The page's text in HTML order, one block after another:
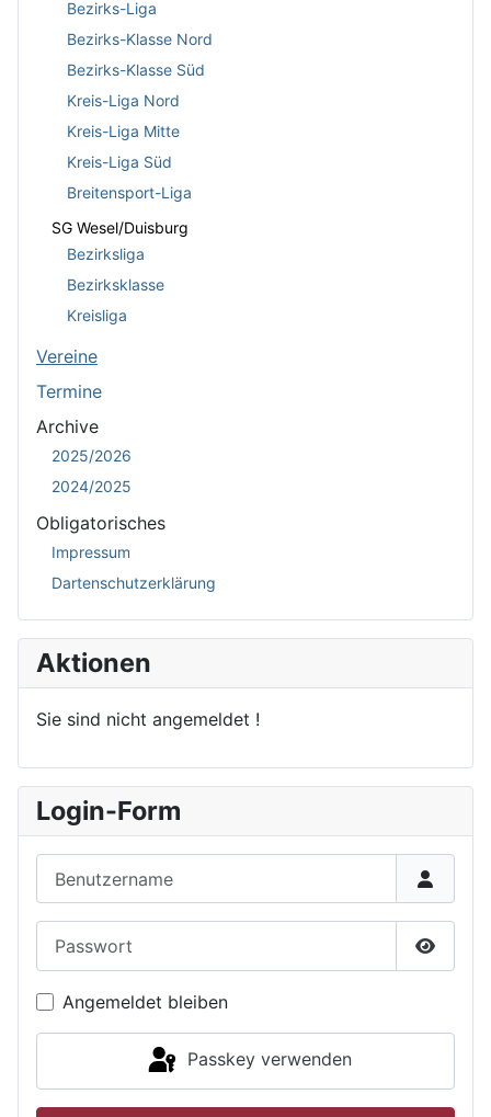
Bezirks-Liga
Bezirks-Klasse Nord
Bezirks-Klasse Süd
Kreis-Liga Nord
Kreis-Liga Mitte
Kreis-Liga Süd
Breitensport-Liga
SG Wesel/Duisburg
Bezirksliga
Bezirksklasse
Kreisliga
Vereine
Termine
Archive
2025/2026
2024/2025
Obligatorisches
Impressum
Dartenschutzerklärung
Aktionen
Sie sind nicht angemeldet !
Login-Form
Angemeldet bleiben
Passkey verwenden